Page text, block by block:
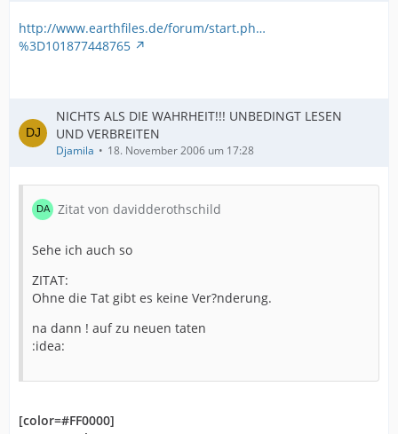
http://www.earthfiles.de/forum/start.ph…
%3D101877448765
NICHTS ALS DIE WAHRHEIT!!! UNBEDINGT LESEN
UND VERBREITEN
Djamila 18. November 2006 um 17:28
Zitat von davidderothschild
Sehe ich auch so
ZITAT:
Ohne die Tat gibt es keine Ver?nderung.
na dann ! auf zu neuen taten
:idea:
[color=#FF0000]